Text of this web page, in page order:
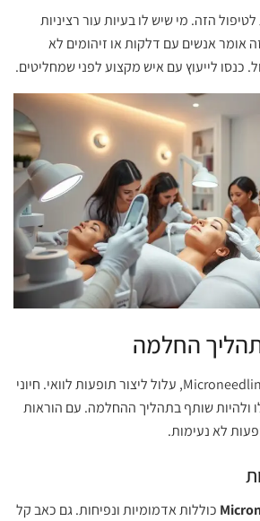
הזה. מי שיש לו בעיות עור רציניות
אומר אנשים עם דלקות או זיהומים לא
כנסו לייעוץ עם איש מקצוע לפני שמחליטים.
החלמה
כל טיפול קוסמטי, כמו Microneedling, עלול ליצור תופעות לוואי. חיוני
ולהיות שותף בתהליך ההחלמה. עם הוראות
לא נעימות.
כוללות אדמומיות ונפיחות. גם כאב קל